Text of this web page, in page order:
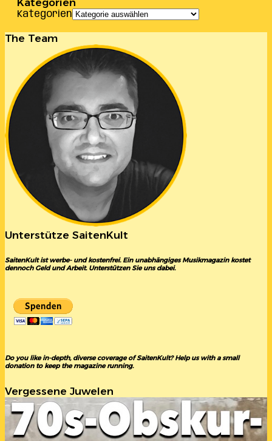
Kategorien
Kategorien
The Team
Unterstütze SaitenKult
SaitenKult ist werbe- und kostenfrei. Ein unabhängiges Musikmagazin kostet
dennoch Geld und Arbeit. Unterstützen Sie uns dabei.
Do you like in-depth, diverse coverage of SaitenKult? Help us with a small
donation to keep the magazine running.
Vergessene Juwelen